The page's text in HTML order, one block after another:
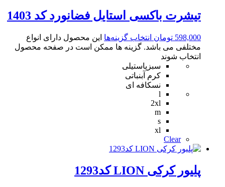
تیشرت باکسی استایل فضانورد کد 1403
598,000 تومان انتخاب گزینه‌ها این محصول دارای انواع
مختلفی می باشد. گزینه ها ممکن است در صفحه محصول
انتخاب شوند
سبزپاستیلی
کرم آبنباتی
نسکافه ای
l
2xl
m
s
xl
Clear
پلیور کرکی LION کد1293